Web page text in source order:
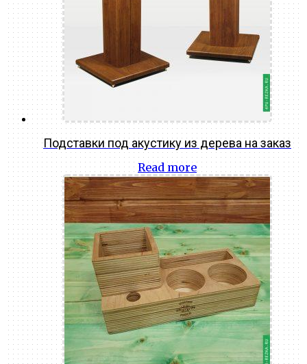
Подставки под акустику из дерева на заказ
Read more